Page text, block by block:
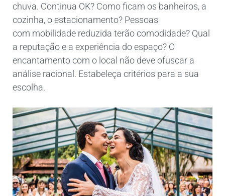
chuva. Continua OK? Como ficam os banheiros, a
cozinha, o estacionamento? Pessoas
com mobilidade reduzida terão comodidade? Qual
a reputação e a experiência do espaço? O
encantamento com o local não deve ofuscar a
análise racional. Estabeleça critérios para a sua
escolha.